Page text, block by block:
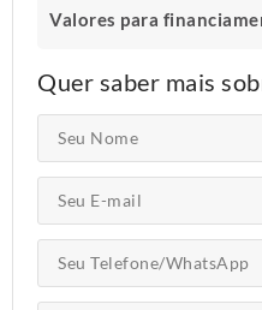
Valores para
Quer saber mais